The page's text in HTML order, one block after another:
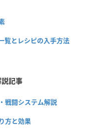
覧とレシピの入手方法
記事
戦闘システム解説
方と効果